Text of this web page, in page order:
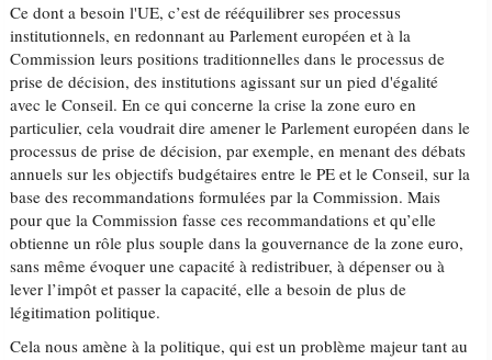
Ce dont a besoin l'UE, c’est de rééquilibrer ses processus
institutionnels, en redonnant au Parlement européen et à la
Commission leurs positions traditionnelles dans le processus de
prise de décision, des institutions agissant sur un pied d'égalité
avec le Conseil. En ce qui concerne la crise la zone euro en
particulier, cela voudrait dire amener le Parlement européen dans le
processus de prise de décision, par exemple, en menant des débats
annuels sur les objectifs budgétaires entre le PE et le Conseil, sur la
base des recommandations formulées par la Commission. Mais
pour que la Commission fasse ces recommandations et qu’elle
obtienne un rôle plus souple dans la gouvernance de la zone euro,
sans même évoquer une capacité à redistribuer, à dépenser ou à
lever l’impôt et passer la capacité, elle a besoin de plus de
légitimation politique.
Cela nous amène à la politique, qui est un problème majeur tant au